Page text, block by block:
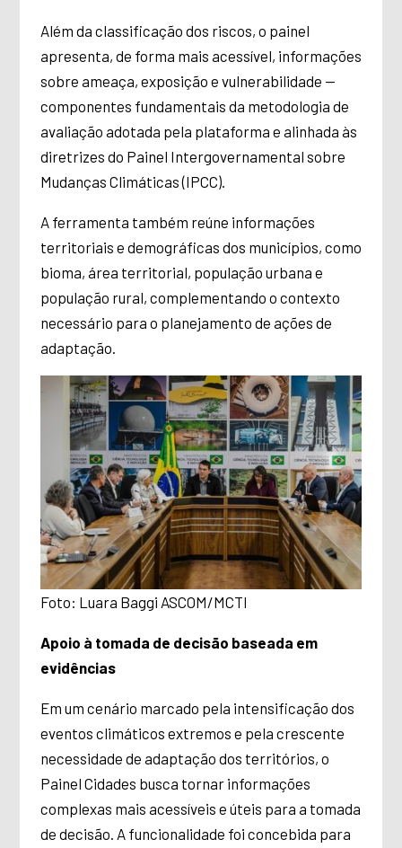
Além da classificação dos riscos, o painel
apresenta, de forma mais acessível, informações
sobre ameaça, exposição e vulnerabilidade —
componentes fundamentais da metodologia de
avaliação adotada pela plataforma e alinhada às
diretrizes do Painel Intergovernamental sobre
Mudanças Climáticas (IPCC).
A ferramenta também reúne informações
territoriais e demográficas dos municípios, como
bioma, área territorial, população urbana e
população rural, complementando o contexto
necessário para o planejamento de ações de
adaptação.
Foto: Luara Baggi ASCOM/MCTI
Apoio à tomada de decisão baseada em
evidências
Em um cenário marcado pela intensificação dos
eventos climáticos extremos e pela crescente
necessidade de adaptação dos territórios, o
Painel Cidades busca tornar informações
complexas mais acessíveis e úteis para a tomada
de decisão. A funcionalidade foi concebida para